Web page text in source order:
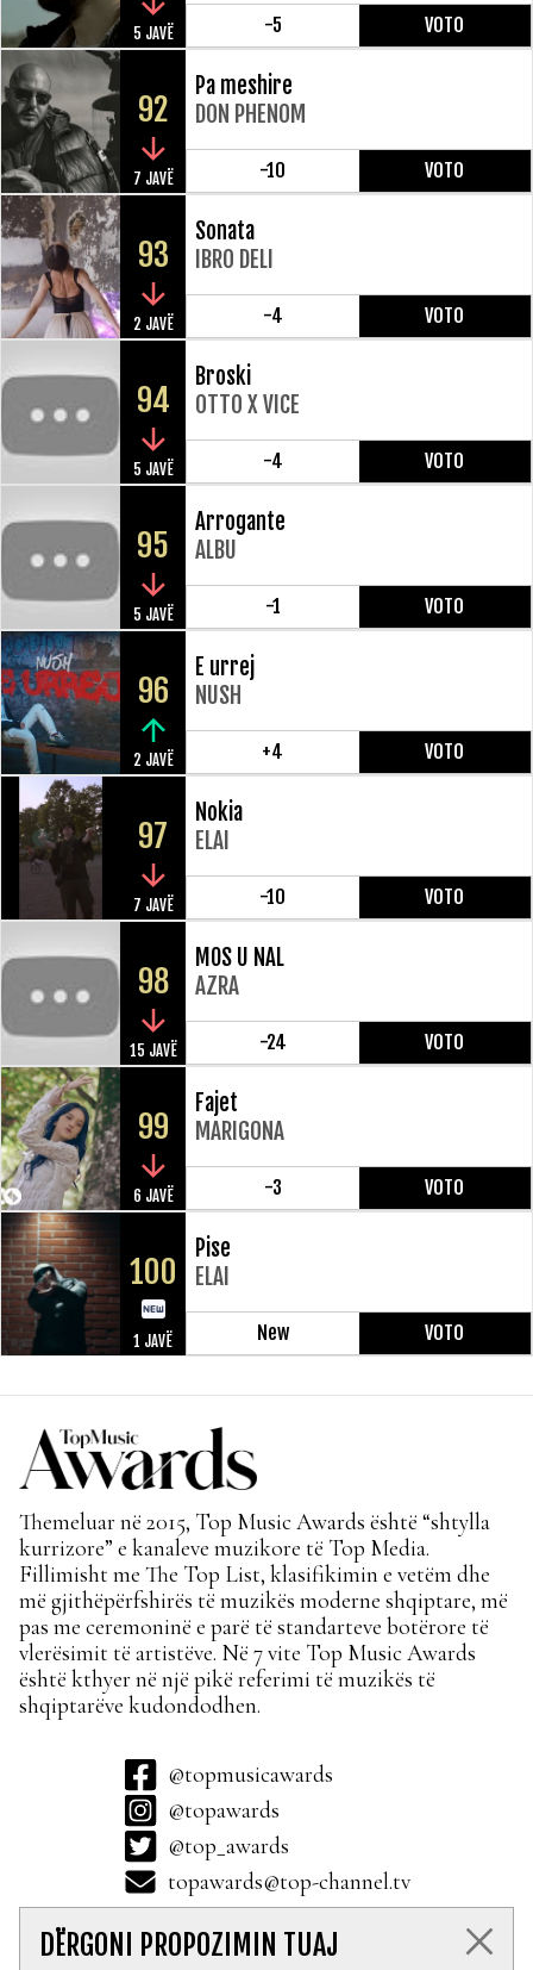
5 JAVË -5 VOTO
92
7 JAVË
Pa meshire
DON PHENOM
-10 VOTO
93
2 JAVË
Sonata
IBRO DELI
-4 VOTO
94
5 JAVË
Broski
OTTO X VICE
-4 VOTO
95
5 JAVË
Arrogante
ALBU
-1 VOTO
96
2 JAVË
E urrej
NUSH
+4 VOTO
97
7 JAVË
Nokia
ELAI
-10 VOTO
98
15 JAVË
MOS U NAL
AZRA
-24 VOTO
99
6 JAVË
Fajet
MARIGONA
-3 VOTO
100
1 JAVË
Pise
ELAI
New VOTO
DËRGONI PROPOZIMIN TUAJ
Themeluar në 2015, Top Music Awards është “shtylla
kurrizore” e kanaleve muzikore të Top Media.
Fillimisht me The Top List, klasifikimin e vetëm dhe
më gjithëpërfshirës të muzikës moderne shqiptare, më
pas me ceremoninë e parë të standarteve botërore të
vlerësimit të artistëve. Në 7 vite Top Music Awards
është kthyer në një pikë referimi të muzikës të
shqiptarëve kudondodhen.
@topmusicawards
@topawards
@top_awards
topawards@top-channel.tv